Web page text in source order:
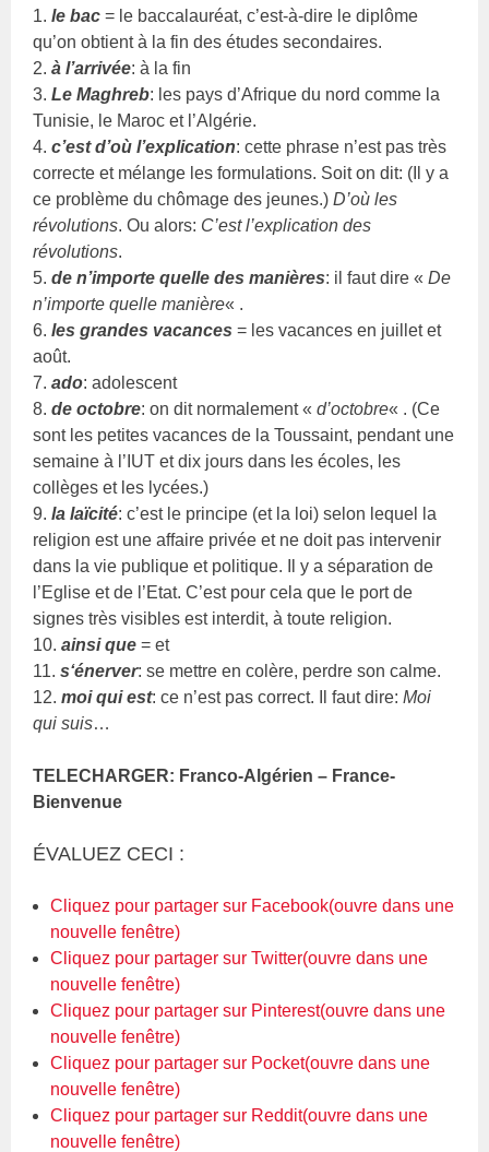
1.le bac = le baccalauréat, c’est-à-dire le diplôme
qu’on obtient à la fin des études secondaires.
2.à l’arrivée: à la fin
3.Le Maghreb: les pays d’Afrique du nord comme la
Tunisie, le Maroc et l’Algérie.
4.c’est d’où l’explication: cette phrase n’est pas très
correcte et mélange les formulations. Soit on dit: (Il y a
ce problème du chômage des jeunes.)D’où les
révolutions. Ou alors: C’est l’explication des
révolutions.
5.de n’importe quelle des manières: il faut dire «De
n’importe quelle manière« .
6.les grandes vacances = les vacances en juillet et
août.
7.ado: adolescent
8.de octobre: on dit normalement «d’octobre« . (Ce
sont les petites vacances de la Toussaint, pendant une
semaine à l’IUT et dix jours dans les écoles, les
collèges et les lycées.)
9.la laïcité: c’est le principe (et la loi) selon lequel la
religion est une affaire privée et ne doit pas intervenir
dans la vie publique et politique. Il y a séparation de
l’Eglise et de l’Etat. C’est pour cela que le port de
signes très visibles est interdit, à toute religion.
10.ainsi que = et
11.s‘énerver: se mettre en colère, perdre son calme.
12.moi qui est: ce n’est pas correct. Il faut dire:Moi
qui suis…
TELECHARGER: Franco-Algérien – France-
Bienvenue
ÉVALUEZ CECI :
Cliquez pour partager sur Facebook(ouvre dans une
nouvelle fenêtre)
Cliquez pour partager sur Twitter(ouvre dans une
nouvelle fenêtre)
Cliquez pour partager sur Pinterest(ouvre dans une
nouvelle fenêtre)
Cliquez pour partager sur Pocket(ouvre dans une
nouvelle fenêtre)
Cliquez pour partager sur Reddit(ouvre dans une
nouvelle fenêtre)